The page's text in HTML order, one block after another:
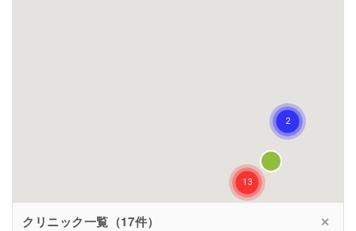
クリニック一覧（17件） ✕